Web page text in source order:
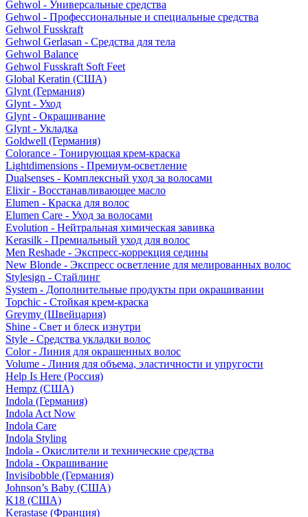
Gehwol - Универсальные средства
Gehwol - Профессиональные и специальные средства
Gehwol Fusskraft
Gehwol Gerlasan - Средства для тела
Gehwol Balance
Gehwol Fusskraft Soft Feet
Global Keratin (США)
Glynt (Германия)
Glynt - Уход
Glynt - Окрашивание
Glynt - Укладка
Goldwell (Германия)
Colorance - Тонирующая крем-краска
Lightdimensions - Премиум-осветление
Dualsenses - Комплексный уход за волосами
Elixir - Восстанавливающее масло
Elumen - Краска для волос
Elumen Care - Уход за волосами
Evolution - Нейтральная химическая завивка
Kerasilk - Премиальный уход для волос
Men Reshade - Экспресс-коррекция седины
New Blonde - Экспресс осветление для мелированных волос
Stylesign - Стайлинг
System - Дополнительные продукты при окрашивании
Topchic - Стойкая крем-краска
Greymy (Швейцария)
Shine - Свет и блеск изнутри
Style - Средства укладки волос
Color - Линия для окрашенных волос
Volume - Линия для объема, эластичности и упругости
Help Is Here (Россия)
Hempz (США)
Indola (Германия)
Indola Act Now
Indola Care
Indola Styling
Indola - Окислители и технические средства
Indola - Окрашивание
Invisibobble (Германия)
Johnson’s Baby (США)
K18 (США)
Kerastase (Франция)